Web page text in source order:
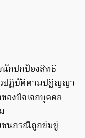
นักปกป้องสิทธิ
ปฏิบัติตามปฏิญญา
องปัจเจกบุคคล
ชนกรณีถูกข่มขู่